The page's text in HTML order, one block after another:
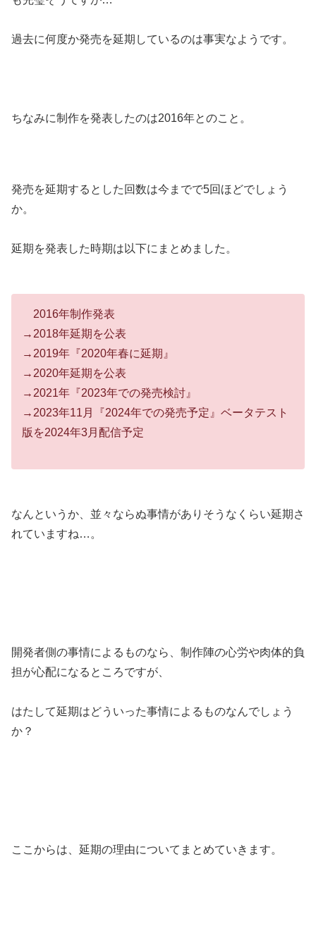
過去に何度か発売を延期しているのは事実なようです。
ちなみに制作を発表したのは2016年とのこと。
発売を延期するとした回数は今までで5回ほどでしょう
か。
延期を発表した時期は以下にまとめました。
2016年制作発表
→2018年延期を公表
→2019年『2020年春に延期』
→2020年延期を公表
→2021年『2023年での発売検討』
→2023年11月『2024年での発売予定』ベータテスト
版を2024年3月配信予定
なんというか、並々ならぬ事情がありそうなくらい延期さ
れていますね…。
開発者側の事情によるものなら、制作陣の心労や肉体的負
担が心配になるところですが、
はたして延期はどういった事情によるものなんでしょう
か？
ここからは、延期の理由についてまとめていきます。